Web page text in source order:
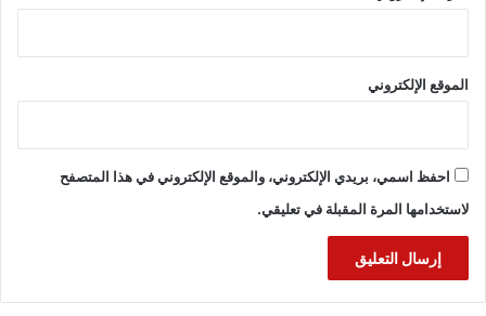
الموقع الإلكتروني
احفظ اسمي، بريدي الإلكتروني، والموقع الإلكتروني في هذا المتصفح
لاستخدامها المرة المقبلة في تعليقي.